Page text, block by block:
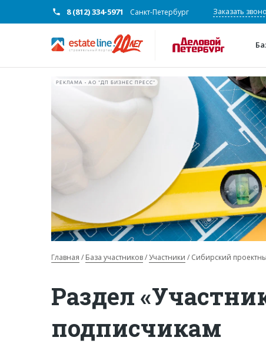
8 (812) 334-5971 Санкт-Петербург Заказать
РЕКЛАМА • АО "ДП БИЗНЕС ПРЕСС"
Главная База участников Участники Сибирский
Раздел
подписчикам